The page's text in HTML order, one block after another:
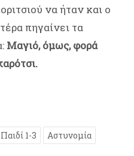
να ήταν και ο
πηγαίνει τα
Μαγιό, όμως, φορά
Παιδί 1-3 Αστυνομία